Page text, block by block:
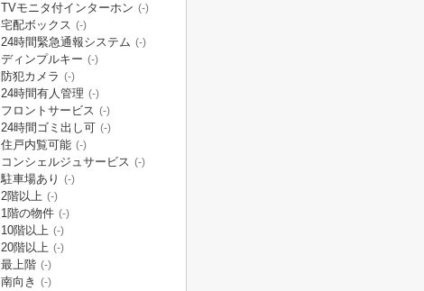
TVモニタ付インターホン (-)
宅配ボックス (-)
24時間緊急通報システム (-)
ディンプルキー (-)
防犯カメラ (-)
24時間有人管理 (-)
フロントサービス (-)
24時間ゴミ出し可 (-)
住戸内覧可能 (-)
コンシェルジュサービス (-)
駐車場あり (-)
2階以上 (-)
1階の物件 (-)
10階以上 (-)
20階以上 (-)
最上階 (-)
南向き (-)